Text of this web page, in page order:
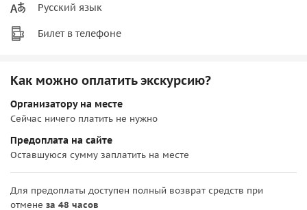
Русский язык
Билет в телефоне
Как можно оплатить экскурсию?
Организатору на месте
Сейчас ничего платить не нужно
Предоплата на сайте
Оставшуюся сумму заплатить на месте
Для предоплаты доступен полный возврат средств при
отмене за 48 часов